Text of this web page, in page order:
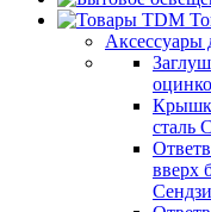
Аксессуары
сталь
вверх